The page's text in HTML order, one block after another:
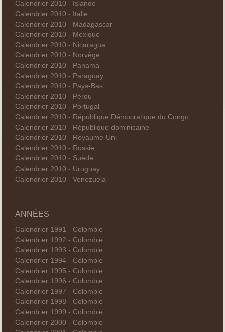
Calendrier 2010 - Islande
Calendrier 2010 - Italie
Calendrier 2010 - Madagascar
Calendrier 2010 - Mexique
Calendrier 2010 - Nicaragua
Calendrier 2010 - Norvège
Calendrier 2010 - Panama
Calendrier 2010 - Paraguay
Calendrier 2010 - Pays-Bas
Calendrier 2010 - Pérou
Calendrier 2010 - Portugal
Calendrier 2010 - République Démocratique du Congo
Calendrier 2010 - République dominicaine
Calendrier 2010 - Royaume-Uni
Calendrier 2010 - Russie
Calendrier 2010 - Suède
Calendrier 2010 - Uruguay
Calendrier 2010 - Venezuela
ANNÉES
Calendrier 1991 - Colombie
Calendrier 1992 - Colombie
Calendrier 1993 - Colombie
Calendrier 1994 - Colombie
Calendrier 1995 - Colombie
Calendrier 1996 - Colombie
Calendrier 1997 - Colombie
Calendrier 1998 - Colombie
Calendrier 1999 - Colombie
Calendrier 2000 - Colombie